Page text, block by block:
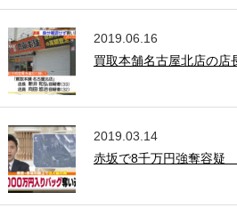
2019.06.16
買取本舗名古屋北店の
2019.03.14
赤坂で8千万円強奪容疑